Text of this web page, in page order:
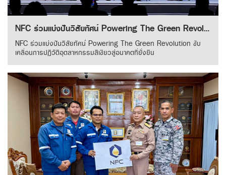
NFC ร่วมแบ่งปันวิสัยทัศน์ Powering The Green Revolution ขับเคลื่อนการปฏิวัติอุตสาหกรรมสีเขียวสู่อนาคตที่ยั่งยืน
NFC ร่วมแบ่งปันวิสัยทัศน์ Powering The Green Revolution ขับ
เคลื่อนการปฏิวัติอุตสาหกรรมสีเขียวสู่อนาคตที่ยั่งยืน